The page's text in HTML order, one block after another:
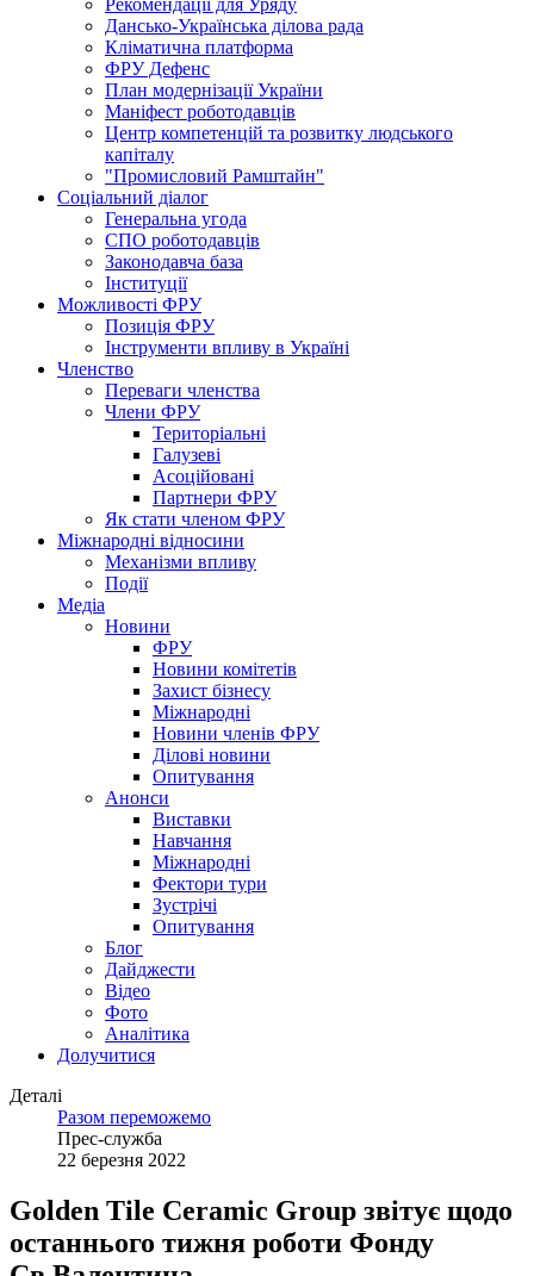
Рекомендації для Уряду
Дансько-Українська ділова рада
Кліматична платформа
ФРУ Дефенс
План модернізації України
Маніфест роботодавців
Центр компетенцій та розвитку людського
капіталу
"Промисловий Рамштайн"
Соціальний діалог
Генеральна угода
СПО роботодавців
Законодавча база
Інституції
Можливості ФРУ
Позиція ФРУ
Інструменти впливу в Україні
Членство
Переваги членства
Члени ФРУ
Територіальні
Галузеві
Асоційовані
Партнери ФРУ
Як стати членом ФРУ
Міжнародні відносини
Механізми впливу
Події
Медіа
Новини
ФРУ
Новини комітетів
Захист бізнесу
Міжнародні
Новини членів ФРУ
Ділові новини
Опитування
Анонси
Виставки
Навчання
Міжнародні
Фектори тури
Зустрічі
Опитування
Блог
Дайджести
Відео
Фото
Аналітика
Долучитися
Деталі
Разом переможемо
Прес-служба
22 березня 2022
Golden Tile Ceramic Group звітує щодо
останнього тижня роботи Фонду